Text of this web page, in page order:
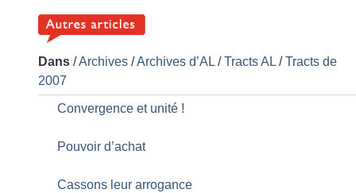
Dans /Archives /Archives d’AL /Tracts AL /Tracts de
2007
Convergence et unité !
Pouvoir d’achat
Cassons leur arrogance